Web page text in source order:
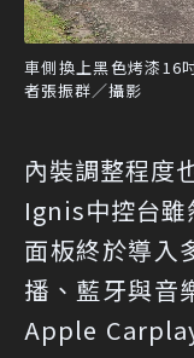
車側換上黑色烤漆16
者張振群／攝影
內裝調整程度
Ignis中控台雖
面板終於導入
播、藍牙與音
Apple